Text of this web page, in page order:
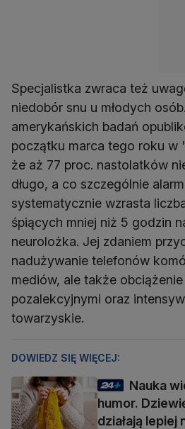
Specjalistka zwraca też
niedobór snu u młodych
amerykańskich badań
początku marca tego roku w
że aż 77 proc. nastolatków
długo, a co szczególnie
systematycznie wzrasta
śpiących mniej niż 5 godzin
neurolożka. Jej zdaniem
nadużywanie telefonów
mediów, ale także
pozalekcyjnymi oraz
towarzyskie.
DOWIEDZ SIĘ WIĘCEJ:
Nauka
humor.
działają lepiej